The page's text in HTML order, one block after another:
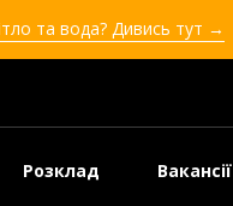
та вода? Дивись тут →
Розклад Вакансії